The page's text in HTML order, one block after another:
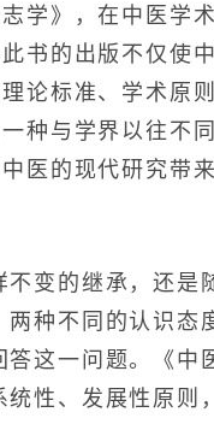
学》，在中医学
书的出版不仅使
论标准、学术原
种与学界以往不
医的现代研究带
变的继承，还是
种不同的认识态
这一问题。《中
性、发展性原则